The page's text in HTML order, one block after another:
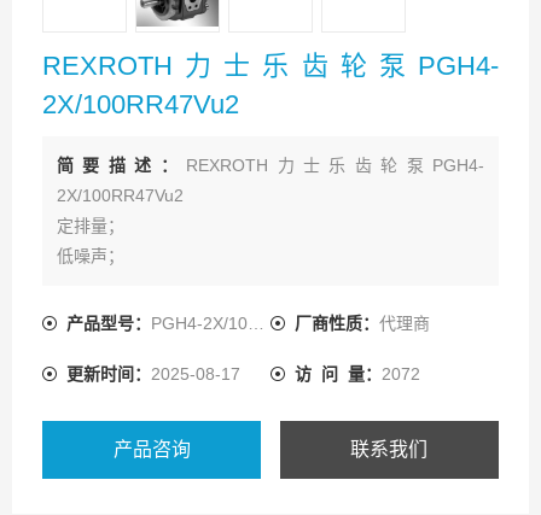
REXROTH力士乐齿轮泵PGH4-
2X/100RR47Vu2
简要描述： REXROTH力士乐齿轮泵PGH4-
2X/100RR47Vu2
定排量；
低噪声；
由于采用间隙密封的补偿即使在低速和低粘度油液时也有
适用于广范围的各种粘度和转速；
能和PGH型内齿轮泵、轴向柱塞泵和叶片泵组成多联泵；
产品型号： PGH4-2X/100RR47VU2 厂商性质： 代理商
更新时间： 2025-08-17 访 问 量： 2072
产品咨询 联系我们